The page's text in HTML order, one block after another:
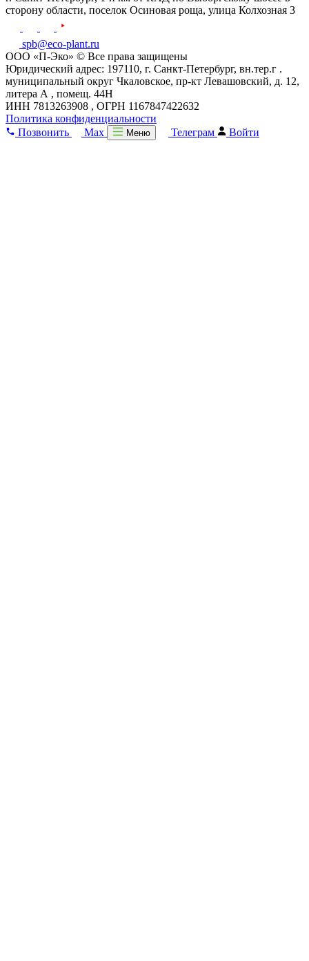
сторону области, поселок Осиновая роща, улица Колхозная 3
spb@eco-plant.ru
ООО «П-Эко» © Все права защищены
Юридический адрес: 197110, г. Санкт-Петербург, вн.тер.г .
муниципальный округ Чкаловское, пр-кт Левашовский, д. 12,
литера А , помещ. 44Н
ИНН 7813263908 , ОГРН 1167847422632
Политика конфиденциальности
Позвонить
Max Меню Телеграм Войти